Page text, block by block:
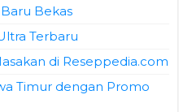
Bekas
Terbaru
di Reseppedia.com
Timur dengan Promo